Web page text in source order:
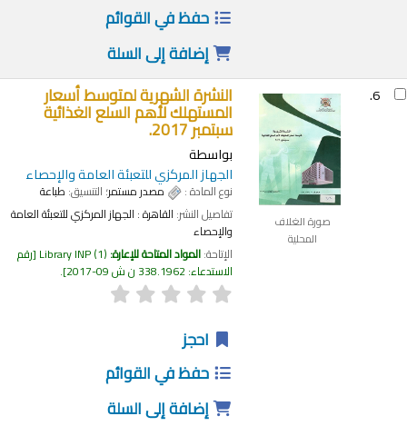
حفظ في القوائم
إضافة إلى السلة
6.
صورة الغلاف
المحلية
النشرة الشهرية لمتوسط أسعار
المستهلك لأهم السلع الغذائية
سبتمبر 2017.
بواسطة
الجهاز المركزي للتعبئة العامة والإحصاء
نوع المادة : مصدر مستمر؛ التنسيق:طباعة
تفاصيل النشر:القاهرة : الجهاز المركزي للتعبئة العامة
والإحصاء
الإتاحة:المواد المتاحة للإعارة: Library INP(1)
رقم
الاستدعاء:338.1962 ن ش 09-2017 .
احجز
حفظ في القوائم
إضافة إلى السلة